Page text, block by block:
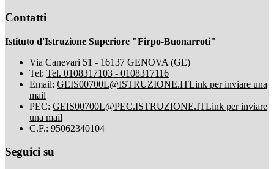
Contatti
Istituto d'Istruzione Superiore "Firpo-Buonarroti"
Via Canevari 51 - 16137 GENOVA (GE)
Tel: Tel. 0108317103 - 0108317116
Email: GEIS00700L@ISTRUZIONE.ITLink per inviare una
mail
PEC: GEIS00700L@PEC.ISTRUZIONE.ITLink per inviare
una mail
C.F.: 95062340104
Seguici su